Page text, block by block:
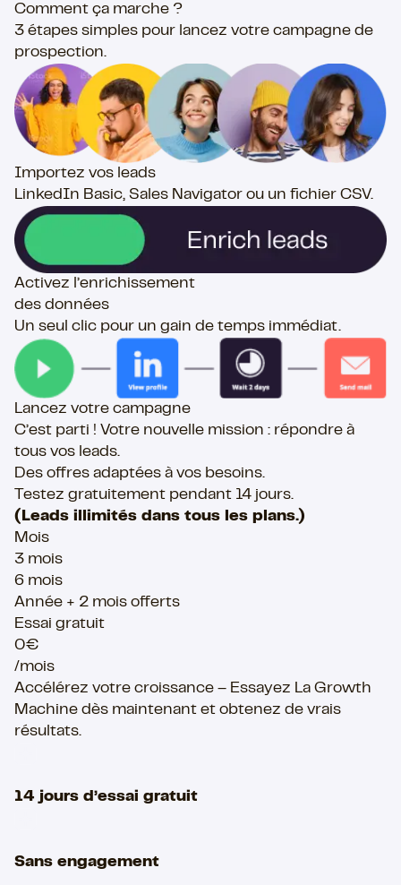
Comment ça marche ?​
3 étapes simples pour lancez votre campagne de
prospection.
Importez vos leads
LinkedIn Basic, Sales Navigator ou un fichier CSV.
Activez l’enrichissement
des données
Un seul clic pour un gain de temps immédiat.
Lancez votre campagne
C’est parti ! Votre nouvelle mission : répondre à
tous vos leads.
Des offres adaptées à vos besoins.​
Testez gratuitement pendant 14 jours.
(Leads illimités dans tous les plans.)
Mois
3 mois
6 mois
Année + 2 mois offerts
Essai gratuit
0€
/mois
Accélérez votre croissance – Essayez La Growth
Machine dès maintenant et obtenez de vrais
résultats.
14 jours d’essai gratuit
Sans engagement